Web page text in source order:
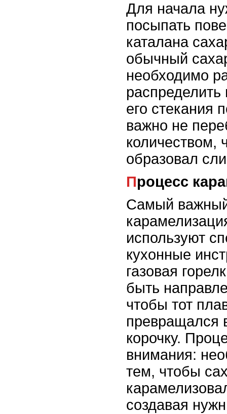
Для начала
посыпать
каталана
обычный
необходимо
распределить
его стекания
важно не
количеством,
образовал
Процесс
Самый
используют
кухонные
газовая
быть
чтобы тот
превращался
корочку.
внимания:
тем, чтобы
создавая